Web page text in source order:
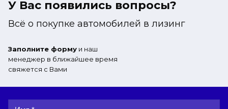
У Вас появились вопросы?
Всё о покупке автомобилей в лизинг
Заполните форму и наш
менеджер в ближайшее время
свяжется с Вами